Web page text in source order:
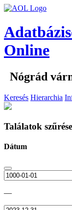
Online
Nógrád
Keresés Hierarchia
Találatok szűrése
Dátum
—